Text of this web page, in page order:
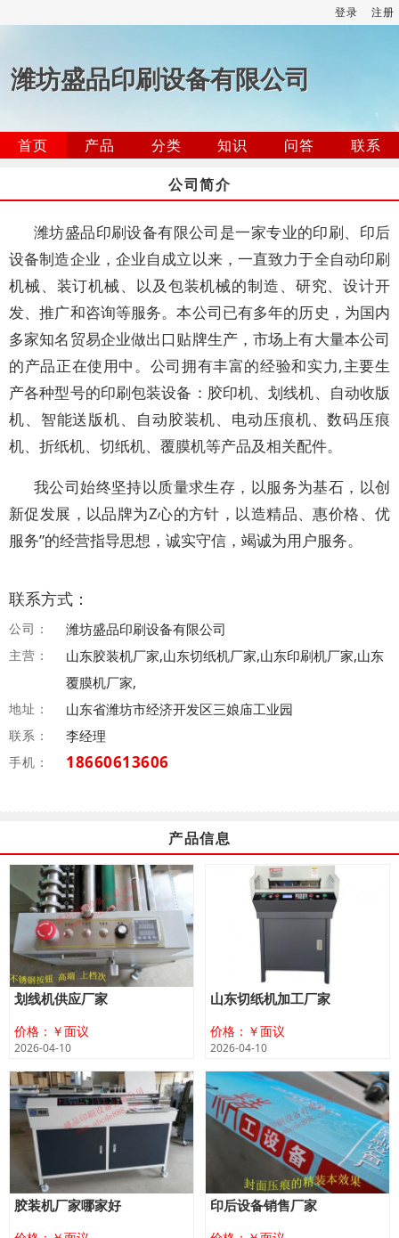
登录 注册
潍坊盛品印刷设备有限公司
首页 产品 分类 知识 问答
联系
公司简介
潍坊盛品印刷设备有限公司是一家专业的印刷、印后
设备制造企业，企业自成立以来，一直致力于全自动印刷
机械、装订机械、以及包装机械的制造、研究、设计开
发、推广和咨询等服务。本公司已有多年的历史，为国内
多家知名贸易企业做出口贴牌生产，市场上有大量本公司
的产品正在使用中。公司拥有丰富的经验和实力,主要生
产各种型号的印刷包装设备：胶印机、划线机、自动收版
机、智能送版机、自动胶装机、电动压痕机、数码压痕
机、折纸机、切纸机、覆膜机等产品及相关配件。
我公司始终坚持以质量求生存，以服务为基石，以创
新促发展，以品牌为Z心的方针，以造精品、惠价格、优
服务”的经营指导思想，诚实守信，竭诚为用户服务。
联系方式：
公司： 潍坊盛品印刷设备有限公司
主营：
山东胶装机厂家,山东切纸机厂家,山东印刷机厂家,山东
覆膜机厂家,
地址： 山东省潍坊市经济开发区三娘庙工业园
联系： 李经理
手机： 18660613606
产品信息
划线机供应厂家
价格：￥面议
2026-04-10
山东切纸机加工厂家
价格：￥面议
2026-04-10
胶装机厂家哪家好 印后设备销售厂家